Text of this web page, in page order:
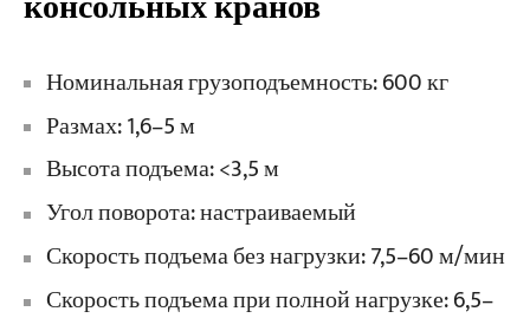
Номинальная грузоподъемность: 600 кг
Размах: 1,6–5 м
Высота подъема: <3,5 м
Угол поворота: настраиваемый
Скорость подъема без нагрузки: 7,5–60 м/мин
Скорость подъема при полной нагрузке: 6,5–